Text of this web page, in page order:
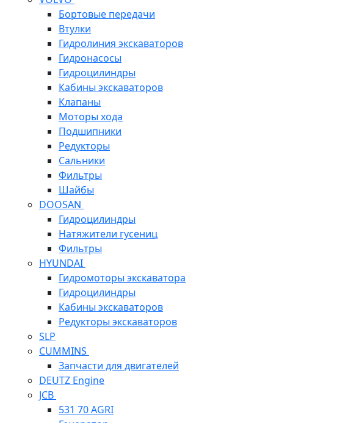
Бортовые передачи
Втулки
Гидролиния экскаваторов
Гидронасосы
Гидроцилиндры
Кабины экскаваторов
Клапаны
Моторы хода
Подшипники
Редукторы
Сальники
Фильтры
Шайбы
DOOSAN
Гидроцилиндры
Натяжители гусениц
Фильтры
HYUNDAI
Гидромоторы экскаватора
Гидроцилиндры
Кабины экскаваторов
Редукторы экскаваторов
SLP
CUMMINS
Запчасти для двигателей
DEUTZ Engine
JCB
531 70 AGRI